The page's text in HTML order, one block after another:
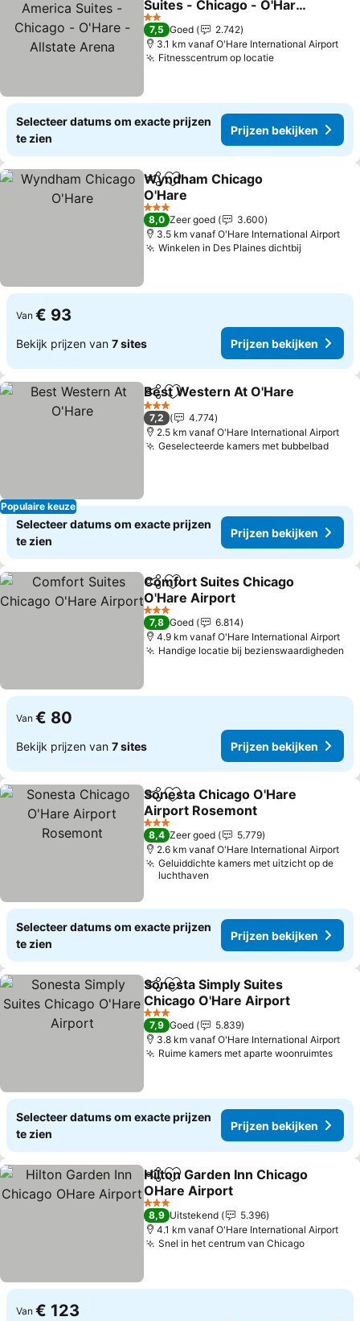
Suites - Chicago - O'Hare
- Allstate Arena
Prijzen bekijken
2 Sterren
7,5 Goed
2.742
3.1 km vanaf O'Hare International Airport
Fitnesscentrum op locatiePrijzen
Selecteer datums om exacte prijzen
te zien
Prijzen bekijken
DelenToevoegen aan favorieten
Wyndham Chicago
O'Hare
Prijzen bekijken
3 Sterren
8,0 Zeer goed
3.600
3.5 km vanaf O'Hare International Airport
Winkelen in Des Plaines dichtbij
Van € 93
Bekijk prijzen van 7 sites Prijzen bekijken
Populaire keuze
DelenToevoegen aan favorieten
Best Western At O'Hare
3 Sterren
7,2
4.774
2.5 km vanaf O'Hare International Airport
Geselecteerde kamers met bubbelbad
Selecteer datums om exacte prijzen
te zien
Prijzen bekijken
DelenToevoegen aan favorieten
Comfort Suites Chicago
O'Hare Airport
Prijzen bekijken
3 Sterren
7,8 Goed
6.814
4.9 km vanaf O'Hare International Airport
Handige locatie bij bezienswaardigheden
Van € 80
Bekijk prijzen van 7 sites Prijzen bekijken
DelenToevoegen aan favorieten
Sonesta Chicago O'Hare
Airport Rosemont
Prijzen bekijken
3 Sterren
8,4 Zeer goed
5.779
2.6 km vanaf O'Hare International Airport
Geluiddichte kamers met uitzicht op de
luchthaven
Selecteer datums om exacte prijzen
te zien
Prijzen bekijken
DelenToevoegen aan favorieten
Sonesta Simply Suites
Chicago O'Hare Airport
Prijzen bekijken
3 Sterren
7,9 Goed
5.839
3.8 km vanaf O'Hare International Airport
Ruime kamers met aparte woonruimtes
Selecteer datums om exacte prijzen
te zien
Prijzen bekijken
DelenToevoegen aan favorieten
Hilton Garden Inn Chicago
OHare Airport
Prijzen bekijken
3 Sterren
8,9 Uitstekend
5.396
4.1 km vanaf O'Hare International Airport
Snel in het centrum van ChicagoPrijzen
Van € 123